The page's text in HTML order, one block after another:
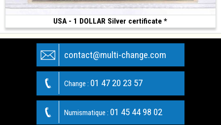
USA - 1 DOLLAR Silver certificate *
contact@multi-change.com
Change : 01 47 20 23 57
Numismatique : 01 45 44 98 02